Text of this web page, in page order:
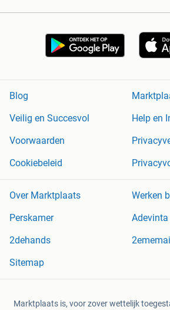
Blog
Veilig en Succesvol
Help en
Voorwaarden
Cookiebeleid
Over Marktplaats
Werken
Perskamer
Adevinta
2dehands
Sitemap
Marktplaats is, voor zover wettelijk